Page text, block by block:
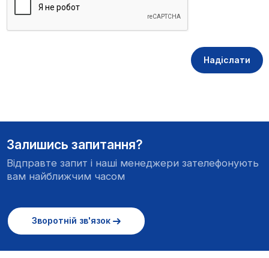
Надіслати
Залишись запитання?
Відправте запит і наші менеджери зателефонують
вам найближчим часом
Зворотній зв'язок